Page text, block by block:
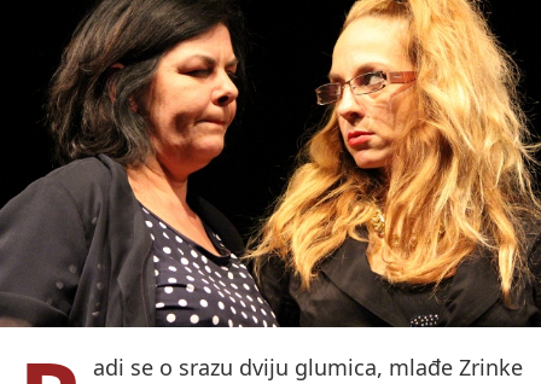
adi se o srazu dviju glumica, mlađe Zrinke